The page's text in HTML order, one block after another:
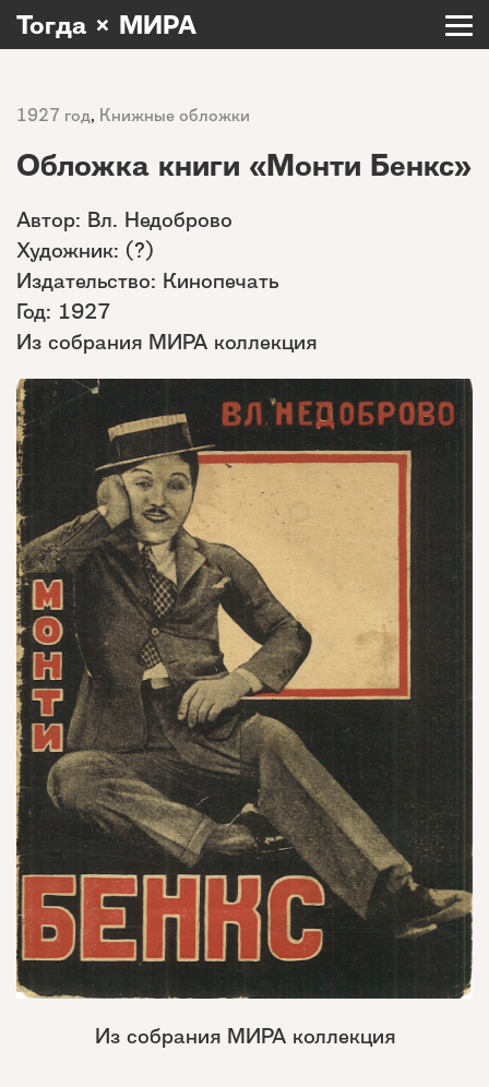
Тогда × МИРА
1927 год, Книжные обложки
Обложка книги «Монти Бенкс»
Автор: Вл. Недоброво
Художник: (?)
Издательство: Кинопечать
Год: 1927
Из собрания МИРА коллекция
Из собрания МИРА коллекция